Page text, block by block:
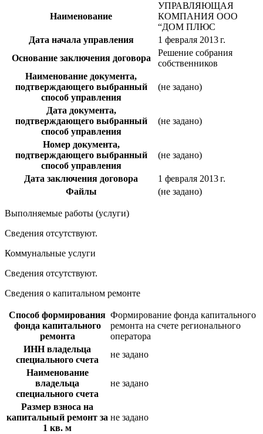
Наименование
УПРАВЛЯЮЩАЯ
КОМПАНИЯ ООО
“ДОМ ПЛЮС
Дата начала управления
1 февраля 2013 г.
Основание заключения договора
Решение собрания
собственников
Наименование документа,
подтверждающего выбранный
способ управления
(не задано)
Дата документа,
подтверждающего выбранный
способ управления
(не задано)
Номер документа,
подтверждающего выбранный
способ управления
(не задано)
Дата заключения договора
1 февраля 2013 г.
Файлы
(не задано)
Выполняемые работы (услуги)
Сведения отсутствуют.
Коммунальные услуги
Сведения отсутствуют.
Сведения о капитальном ремонте
Способ формирования
фонда капитального
ремонта
Формирование фонда капитального
ремонта на счете регионального
оператора
ИНН владельца
специального счета
не задано
Наименование
владельца
специального счета
не задано
Размер взноса на
капитальный ремонт за
1 кв. м
не задано